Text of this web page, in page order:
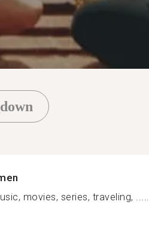
movies, series, traveling, .....